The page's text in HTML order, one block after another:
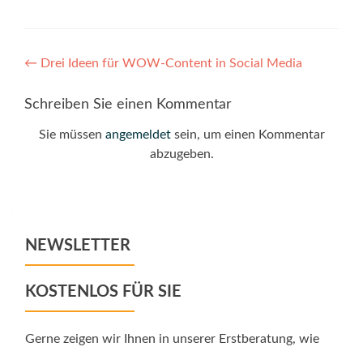
Post
navigation
← Drei Ideen für WOW-Content in Social Media
Schreiben Sie einen Kommentar
Sie müssen angemeldetsein, um einen Kommentar
abzugeben.
NEWSLETTER
KOSTENLOS FÜR SIE
Gerne zeigen wir Ihnen in unserer Erstberatung, wie